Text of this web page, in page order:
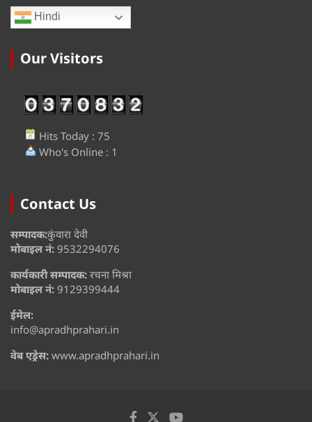
Hindi
Our Visitors
Hits Today : 75
Who's Online : 1
Contact Us
सम्पादक:कुंवारा देवी
मोबाइल नं: 9532294076
कार्यकारी सम्पादक: रचना मिश्रा
मोबाइल नं: 9129399444
ईमेल:
info@apradhprahari.in
वेब एड्रेस: www.apradhprahari.in